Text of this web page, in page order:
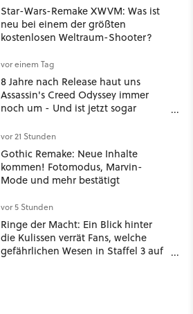
Star-Wars-Remake XWVM: Was ist
neu bei einem der größten
kostenlosen Weltraum-Shooter?
vor einem Tag
8 Jahre nach Release haut uns
Assassin's Creed Odyssey immer
noch um - Und ist jetzt sogar
vor 21 Stunden
Gothic Remake: Neue Inhalte
kommen! Fotomodus, Marvin-
Mode und mehr bestätigt
vor 5 Stunden
Ringe der Macht: Ein Blick hinter
die Kulissen verrät Fans, welche
gefährlichen Wesen in Staffel 3 auf